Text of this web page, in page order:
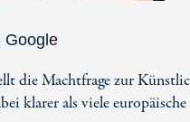
Google
die Machtfrage zur
klarer als viele europäische